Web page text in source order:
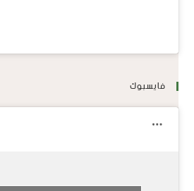
فايسبوك